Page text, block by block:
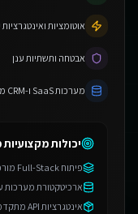
אוטומציות
אבטחה ותשתיות ענן
מערכות SaaS ו-CRM מותאמות
יכולות
פיתוח Full-Stack מורכב
ארכיטקטורת מערכות
אינטגרציות API מתקדמות